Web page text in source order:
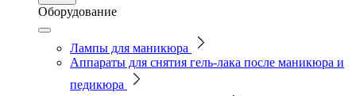
Оборудование
Лампы для маникюра
Аппараты для снятия гель-лака после маникюра и
педикюра